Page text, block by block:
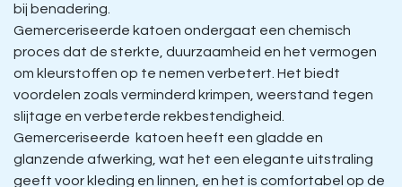
bij benadering.
Gemerceriseerde katoen ondergaat een chemisch
proces dat de sterkte, duurzaamheid en het vermogen
om kleurstoffen op te nemen verbetert. Het biedt
voordelen zoals verminderd krimpen, weerstand tegen
slijtage en verbeterde rekbestendigheid.
Gemerceriseerde katoen heeft een gladde en
glanzende afwerking, wat het een elegante uitstraling
geeft voor kleding en linnen, en het is comfortabel op de